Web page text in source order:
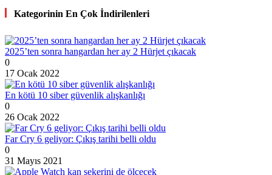
Kategorinin En Çok İndirilenleri
2025’ten sonra hangardan her ay 2 Hürjet çıkacak
0
17 Ocak 2022
En kötü 10 siber güvenlik alışkanlığı
0
26 Ocak 2022
Far Cry 6 geliyor: Çıkış tarihi belli oldu
0
31 Mayıs 2021